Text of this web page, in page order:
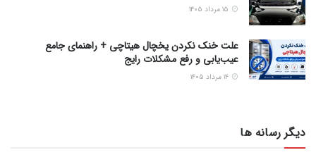
علت خنک نکردن یخچال هیتاچی + راهنمای جامع
عیب‌یابی و رفع مشکلات رایج
دیگر رسانه ها